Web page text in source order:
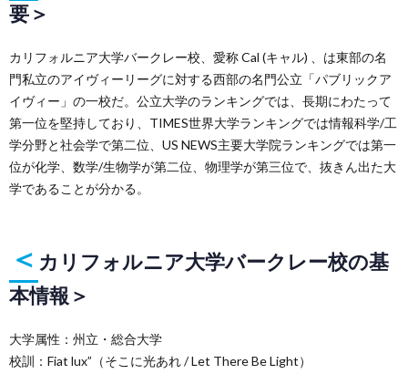
要＞
カリフォルニア大学バークレー校、愛称 Cal (キャル) 、は東部の名
門私立のアイヴィーリーグに対する西部の名門公立「パブリックア
イヴィー」の一校だ。公立大学のランキングでは、長期にわたって
第一位を堅持しており、TIMES世界大学ランキングでは情報科学/工
学分野と社会学で第二位、US NEWS主要大学院ランキングでは第一
位が化学、数学/生物学が第二位、物理学が第三位で、抜きん出た大
学であることが分かる。
＜ カリフォルニア大学バークレー校の基
本情報＞
大学属性：州立・総合大学
校訓：Fiat lux”（そこに光あれ / Let There Be Light）